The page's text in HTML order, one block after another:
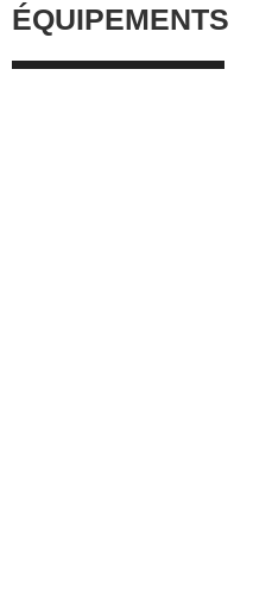
ÉQUIPEMENTS